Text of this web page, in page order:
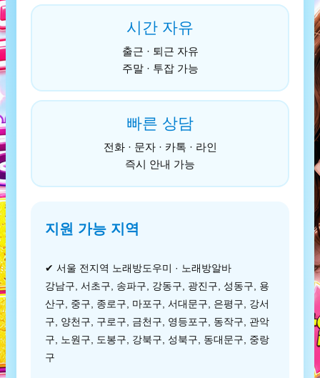
시간 자유
출근 · 퇴근 자유
주말 · 투잡 가능
빠른 상담
전화 · 문자 · 카톡 · 라인
즉시 안내 가능
지원 가능 지역
✔ 서울 전지역 노래방도우미 · 노래방알바
강남구, 서초구, 송파구, 강동구, 광진구, 성동구, 용
산구, 중구, 종로구, 마포구, 서대문구, 은평구, 강서
구, 양천구, 구로구, 금천구, 영등포구, 동작구, 관악
구, 노원구, 도봉구, 강북구, 성북구, 동대문구, 중랑
구